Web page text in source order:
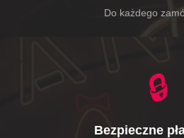
Do każdego
🔒
Bezpieczne